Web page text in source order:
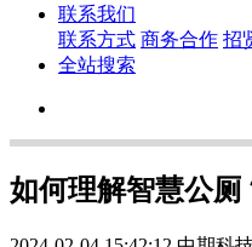
联系我们
联系方式 商务合作 招
全站搜索
如何理解智慧公厕